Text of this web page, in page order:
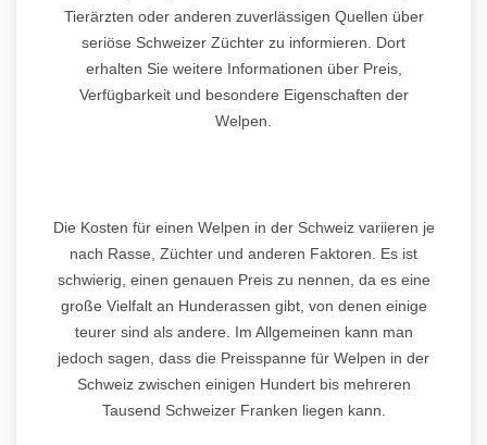
Tierärzten oder anderen zuverlässigen Quellen über
seriöse Schweizer Züchter zu informieren. Dort
erhalten Sie weitere Informationen über Preis,
Verfügbarkeit und besondere Eigenschaften der
Welpen.
Die Kosten für einen Welpen in der Schweiz variieren je
nach Rasse, Züchter und anderen Faktoren. Es ist
schwierig, einen genauen Preis zu nennen, da es eine
große Vielfalt an Hunderassen gibt, von denen einige
teurer sind als andere. Im Allgemeinen kann man
jedoch sagen, dass die Preisspanne für Welpen in der
Schweiz zwischen einigen Hundert bis mehreren
Tausend Schweizer Franken liegen kann.